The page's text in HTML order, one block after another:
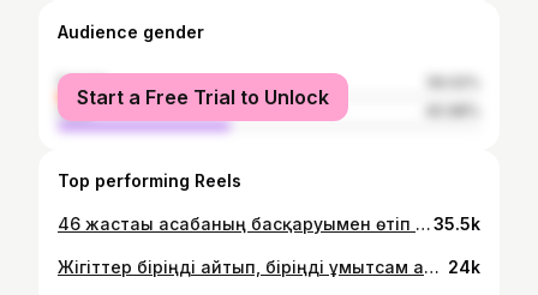
Audience gender
female
male
Start a Free Trial to Unlock
Top performing Reels
46 жастағы асабаның басқаруымен өтіп жатқан 25 жас. Жастар, сеніміңізге рахмет✊35.5k
Жігіттер біріңді айтып, біріңді ұмытсам айып етпеңіздер! Бәріңе рахмет!✊ 24k